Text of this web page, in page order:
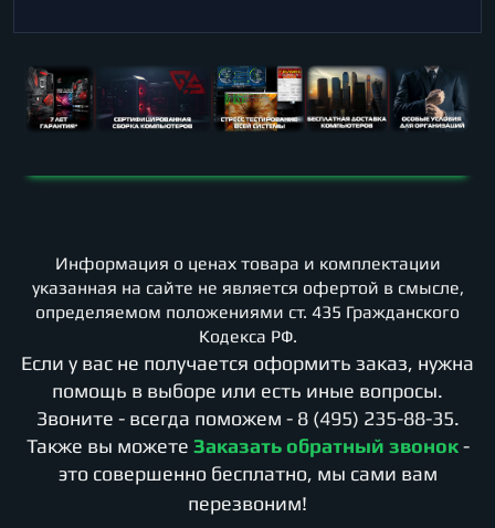
Информация о ценах товара и комплектации
указанная на сайте не является офертой в смысле,
определяемом положениями ст. 435 Гражданского
Кодекса РФ.
Если у вас не получается оформить заказ, нужна
помощь в выборе или есть иные вопросы.
Звоните - всегда поможем - 8 (495) 235-88-35.
Также вы можете Заказать обратный звонок -
это совершенно бесплатно, мы сами вам
перезвоним!